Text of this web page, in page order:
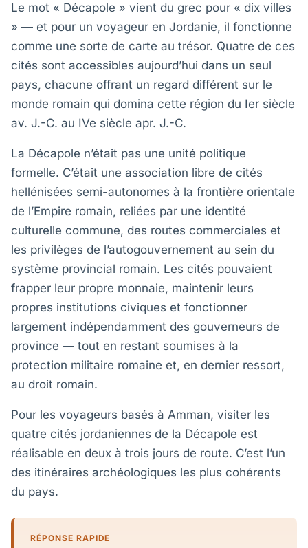
Le mot « Décapole » vient du grec pour « dix villes
» — et pour un voyageur en Jordanie, il fonctionne
comme une sorte de carte au trésor. Quatre de ces
cités sont accessibles aujourd’hui dans un seul
pays, chacune offrant un regard différent sur le
monde romain qui domina cette région du Ier siècle
av. J.-C. au IVe siècle apr. J.-C.
La Décapole n’était pas une unité politique
formelle. C’était une association libre de cités
hellénisées semi-autonomes à la frontière orientale
de l’Empire romain, reliées par une identité
culturelle commune, des routes commerciales et
les privilèges de l’autogouvernement au sein du
système provincial romain. Les cités pouvaient
frapper leur propre monnaie, maintenir leurs
propres institutions civiques et fonctionner
largement indépendamment des gouverneurs de
province — tout en restant soumises à la
protection militaire romaine et, en dernier ressort,
au droit romain.
Pour les voyageurs basés à Amman, visiter les
quatre cités jordaniennes de la Décapole est
réalisable en deux à trois jours de route. C’est l’un
des itinéraires archéologiques les plus cohérents
du pays.
RÉPONSE RAPIDE